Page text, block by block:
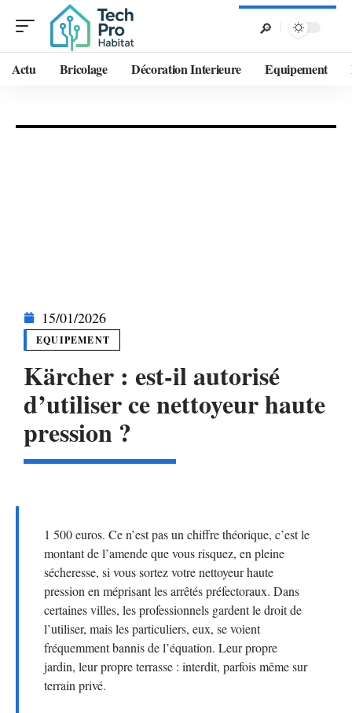
Actu Bricolage Décoration Interieure Equipement
15/01/2026
EQUIPEMENT
Kärcher : est-il autorisé
d’utiliser ce nettoyeur haute
pression ?
1 500 euros. Ce n’est pas un chiffre théorique, c’est le
montant de l’amende que vous risquez, en pleine
sécheresse, si vous sortez votre nettoyeur haute
pression en méprisant les arrêtés préfectoraux. Dans
certaines villes, les professionnels gardent le droit de
l’utiliser, mais les particuliers, eux, se voient
fréquemment bannis de l’équation. Leur propre
jardin, leur propre terrasse : interdit, parfois même sur
terrain privé.